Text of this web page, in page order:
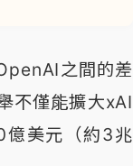
之間的差
不僅能擴大xAI
億美元（約3兆